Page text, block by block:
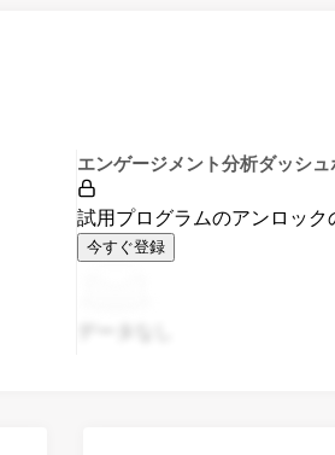
エンゲージメント分析ダッシュ
試用プログラムのアンロック
今すぐ登録